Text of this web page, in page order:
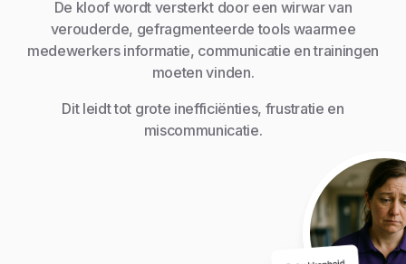
De kloof wordt versterkt door een wirwar van
verouderde, gefragmenteerde tools waarmee
medewerkers informatie, communicatie en trainingen
moeten vinden.
Dit leidt tot grote inefficiënties, frustratie en
miscommunicatie.